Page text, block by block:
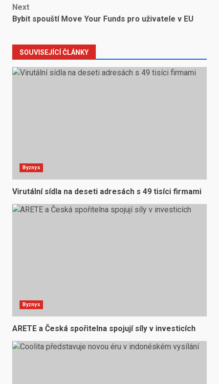
Next
Bybit spouští Move Your Funds pro uživatele v EU
SOUVISEJÍCÍ ČLÁNKY
Byznys
Virutální sídla na deseti adresách s 49 tisíci firmami
Byznys
ARETE a Česká spořitelna spojují síly v investicích